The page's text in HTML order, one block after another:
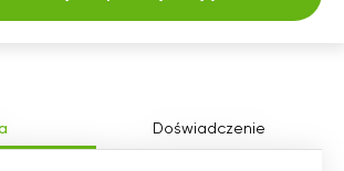
Doświadczenie
15:30